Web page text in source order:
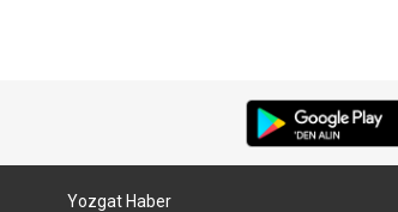
Yozgat Haber